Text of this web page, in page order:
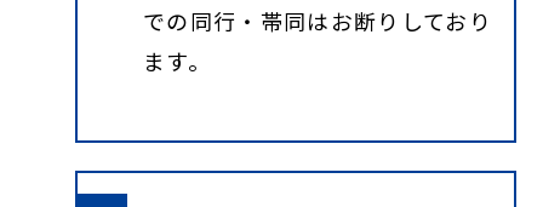
での同行・帯同はお断りしており
ます。